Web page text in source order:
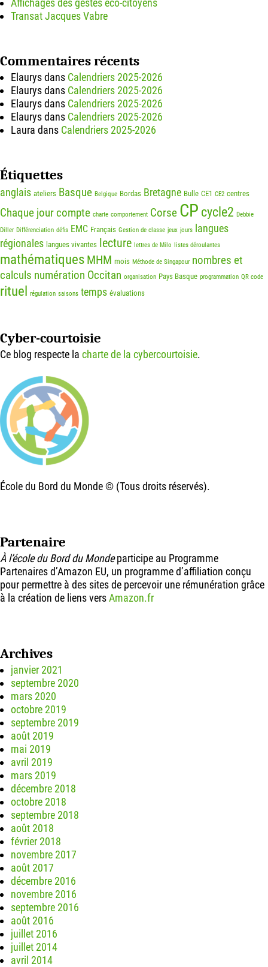
Affichages des gestes éco-citoyens
Transat Jacques Vabre
Commentaires récents
Elaurysdans Calendriers 2025-2026
Elaurysdans Calendriers 2025-2026
Elaurysdans Calendriers 2025-2026
Elaurysdans Calendriers 2025-2026
Laura dans Calendriers 2025-2026
Étiquettes
anglais ateliers Basque Belgique Bordas Bretagne Bulle CE1 CE2 centres
Chaque jour compte charte comportement Corse CP cycle2 Debbie
Diller Différenciation défis EMC Français Gestion de classe jeux jours
langues
régionales langues vivantes lecture lettres de Milo listes déroulantes
mathématiques MHM mois Méthode de Singapour nombres et
calculs numération Occitan organisation Pays Basque programmation QR code
rituel régulation saisons temps évaluations
Cyber-courtoisie
Ce blog respecte la charte de la cybercourtoisie.
École du Bord du Monde © (Tous droits réservés).
Partenaire
À l’école du Bord du Mondeparticipe au Programme
Partenaires d’Amazon EU, un programme d’affiliation conçu
pour permettre à des sites de percevoir une rémunération grâce
à la création de liens versAmazon.fr
Archives
janvier 2021
septembre 2020
mars 2020
octobre 2019
septembre 2019
août 2019
mai 2019
avril 2019
mars 2019
décembre 2018
octobre 2018
septembre 2018
août 2018
février 2018
novembre 2017
août 2017
décembre 2016
novembre 2016
septembre 2016
août 2016
juillet 2016
juillet 2014
avril 2014